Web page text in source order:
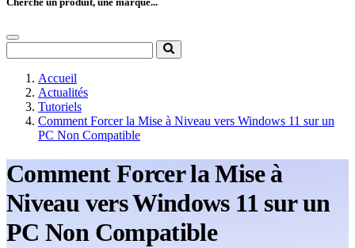
Accueil
Actualités
Tutoriels
Comment Forcer la Mise à Niveau vers Windows 11 sur un
PC Non Compatible
Comment Forcer la Mise à
Niveau vers Windows 11 sur un
PC Non Compatible